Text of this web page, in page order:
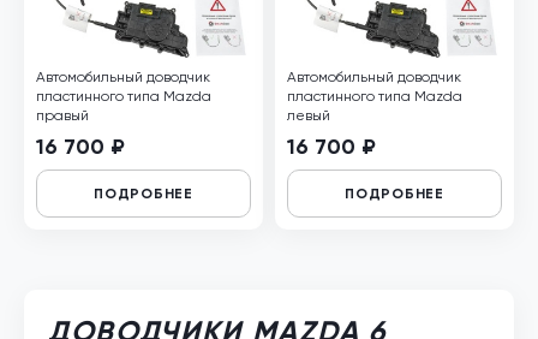
Автомобильный доводчик
пластинного типа Mazda
правый
16 700 ₽
ПОДРОБНЕЕ
Автомобильный доводчик
пластинного типа Mazda
левый
16 700 ₽
ПОДРОБНЕЕ
ДОВОДЧИКИ MAZDA 6